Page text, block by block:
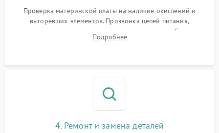
Проверка материнской платы на наличие окислений и
выгоревших элементов. Прозвонка цепей питания,
тестирование приводных моторов колес и турбины
всасывания. Оценка состояния оптических и инфракрасных
Подробнее
4. Ремонт и замена деталей